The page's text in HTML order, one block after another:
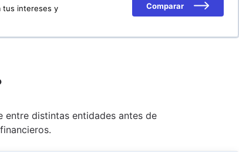
tus intereses y
Comparar
entre distintas entidades antes de